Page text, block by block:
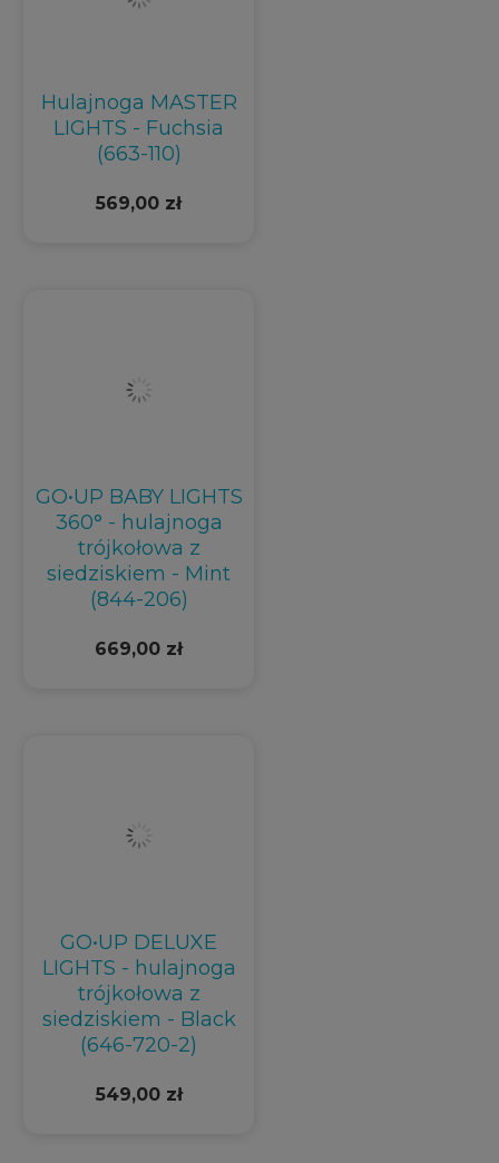
Hulajnoga MASTER
LIGHTS - Fuchsia
(663-110)
569,00 zł
GO•UP BABY LIGHTS
360° - hulajnoga
trójkołowa z
siedziskiem - Mint
(844-206)
669,00 zł
GO•UP DELUXE
LIGHTS - hulajnoga
trójkołowa z
siedziskiem - Black
(646-720-2)
549,00 zł